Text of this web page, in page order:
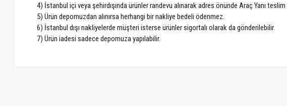
4) İstanbul içi veya şehirdışında ürünler randevu alınarak adres önünde Araç Yanı
5) Ürün depomuzdan alınırsa herhangi bir nakliye bedeli ödenmez.
6) İstanbul dışı nakliyelerde müşteri isterse ürünler sigortalı olarak da gönderilebilir.
7) Ürün iadesi sadece depomuza yapılabilir.